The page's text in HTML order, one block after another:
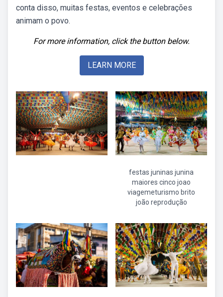
conta disso, muitas festas, eventos e celebrações
animam o povo.
For more information, click the button below.
LEARN MORE
festas juninas junina
maiores cinco joao
viagemeturismo brito
joão reprodução